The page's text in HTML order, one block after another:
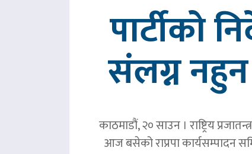
पार्टीको
संलग्न नहुन
काठमाडौं, २० साउन । राष्ट्रिय
आज बसेको राप्रपा कार्यसम्पादन